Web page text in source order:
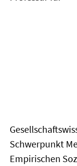
Schwerpunkt
Empirischen